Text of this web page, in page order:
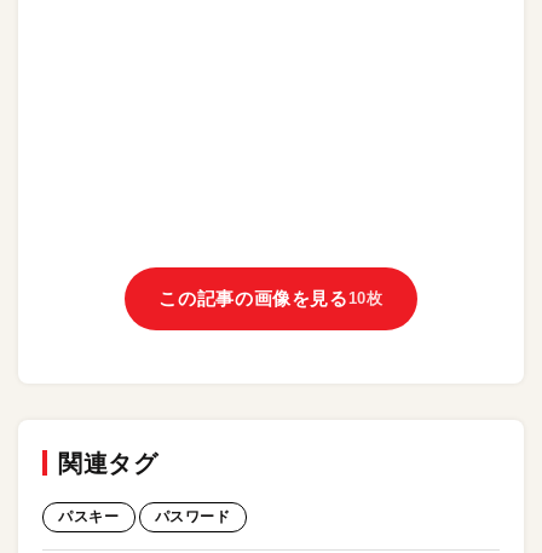
この記事の画像を見る 10枚
関連タグ
パスキー パスワード